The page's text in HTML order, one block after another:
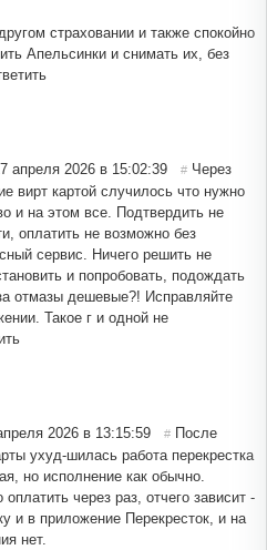
страховании и также спокойно
Апельсинки и снимать их, без
апреля 2026 в 15:02:39 # Через
вирт картой случилось что нужно
и на этом все. Подтвердить не
оплатить не возможно без
сервис. Ничего решить не
и попробовать, подождать
отмазы дешевые?! Исправляйте
Такое г и одной не
2026 в 13:15:59 # После
ухуд-шилась работа перекрестка
но исполнение как обычно.
через раз, отчего зависит -
и в приложение Перекресток, и на
нет.